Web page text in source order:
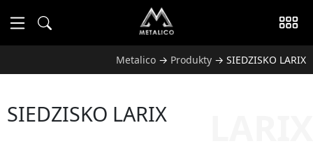
Metalico → Produkty → SIEDZISKO LARIX
SIEDZISKO LARIX